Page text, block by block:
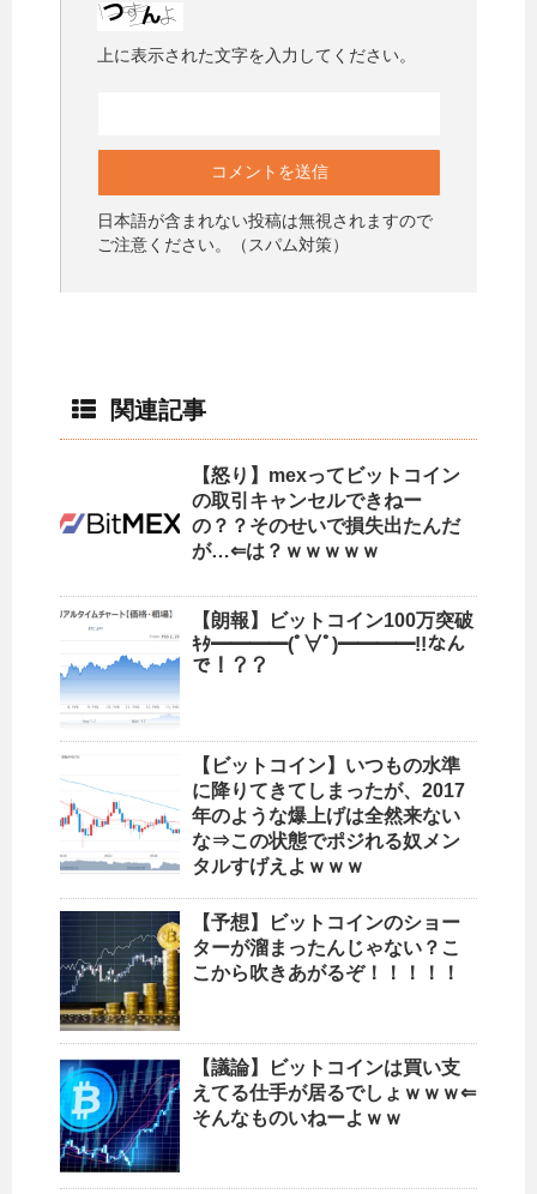
上に表示された文字を入力してください。
日本語が含まれない投稿は無視されますので
ご注意ください。（スパム対策）
関連記事
【怒り】mexってビットコイン
の取引キャンセルできねー
の？？そのせいで損失出たんだ
が…⇐は？ｗｗｗｗｗ
【朗報】ビットコイン100万突破
ｷﾀ━━━━(ﾟ∀ﾟ)━━━━!!なん
で！？？
【ビットコイン】いつもの水準
に降りてきてしまったが、2017
年のような爆上げは全然来ない
な⇒この状態でポジれる奴メン
タルすげえよｗｗｗ
【予想】ビットコインのショー
ターが溜まったんじゃない？こ
こから吹きあがるぞ！！！！！
【議論】ビットコインは買い支
えてる仕手が居るでしょｗｗｗ⇐
そんなものいねーよｗｗ